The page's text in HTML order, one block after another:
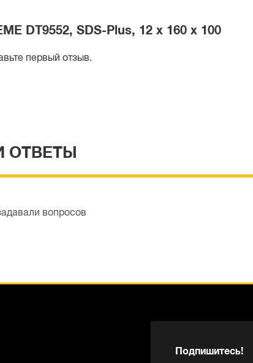
DT9552, SDS-Plus, 12 x 160 x 100
первый отзыв.
ОТВЕТЫ
вопросов
Подпишитесь!